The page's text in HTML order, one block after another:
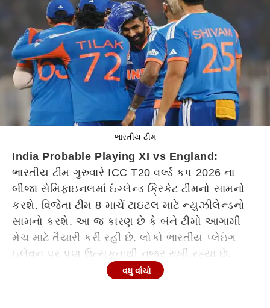
ભારતીય ટીમ
India Probable Playing XI vs England:
ભારતીય ટીમ ગુરુવારે ICC T20 વર્લ્ડ કપ 2026 ના
બીજા સેમિફાઇનલમાં ઇંગ્લેન્ડ ક્રિકેટ ટીમનો સામનો
કરશે. વિજેતા ટીમ 8 માર્ચે ટાઇટલ માટે ન્યુઝીલેન્ડનો
સામનો કરશે. આ જ કારણ છે કે બંને ટીમો આગામી
મેચ માટે તૈયારી કરી રહી છે. લોકો ભારતીય પ્લેઇંગ
ઇલેવન પર પણ ઉત્સુકતાથી નજર રાખી રહ્યા છે.
તેઓ જાણવા માટે ઉત્સુક છે કે કયા ખેલાડીઓને
વધુ વાંચો